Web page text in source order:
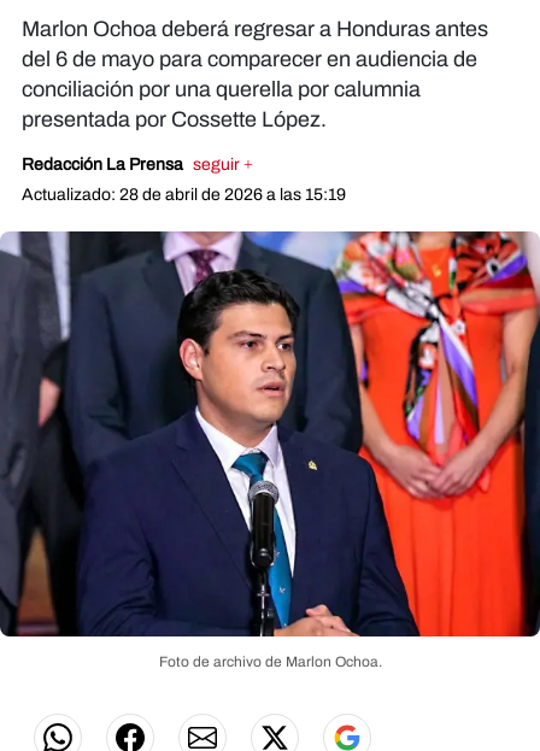
Marlon Ochoa deberá regresar a Honduras antes
del 6 de mayo para comparecer en audiencia de
conciliación por una querella por calumnia
presentada por Cossette López.
Redacción La Prensa seguir +
Actualizado: 28 de abril de 2026 a las 15:19
Foto de archivo de Marlon Ochoa.